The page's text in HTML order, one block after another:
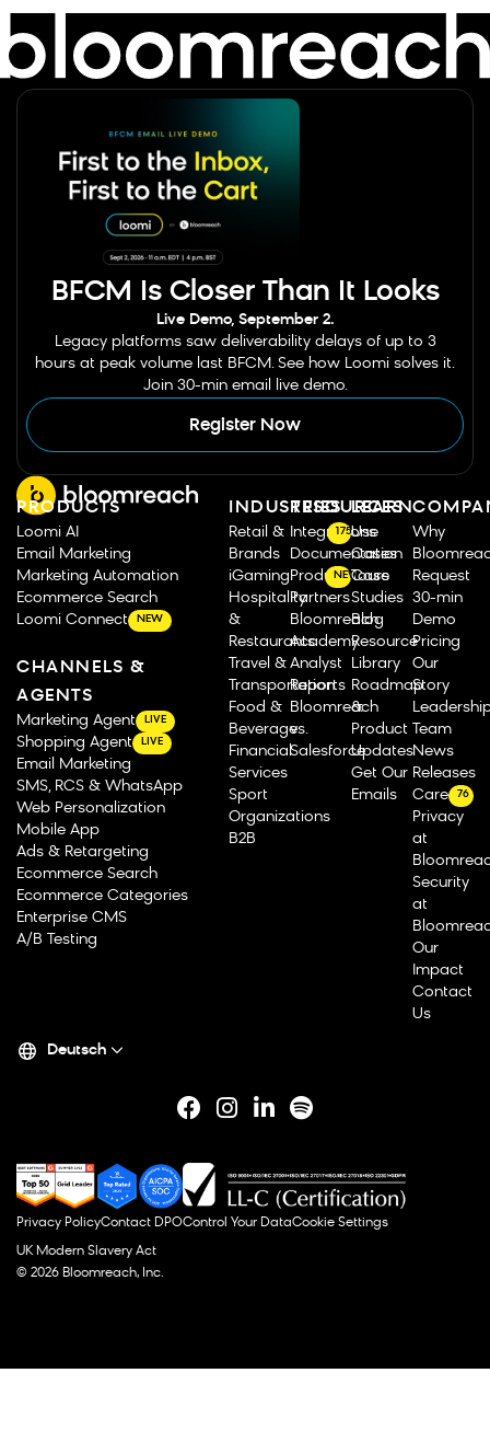
BFCM Is Closer Than It Looks
Live Demo, September 2.
Legacy platforms saw deliverability delays of up to 3
hours at peak volume last BFCM. See how Loomi solves it.
Join 30-min email live demo.
Register Now
PRODUCTS
Loomi AI
Email Marketing
Marketing Automation
Ecommerce Search
Loomi Connect
NEW
CHANNELS &
AGENTS
Marketing Agent LIVE
Shopping Agent LIVE
Email Marketing
SMS, RCS & WhatsApp
Web Personalization
Mobile App
Ads & Retargeting
Ecommerce Search
Ecommerce Categories
Enterprise CMS
A/B Testing
INDUSTRIES
Retail &
Brands
iGaming
Hospitality
&
Restaurants
Travel &
Transportation
Food &
Beverage
Financial
Services
Sport
Organizations
B2B
RESOURCES
Integrations
175
Documentation
Product Tours
NEW
Partners
Bloomreach
Academy
Analyst
Reports
Bloomreach
vs.
Salesforce
LEARN
Use
Cases
Case
Studies
Blog
Resource
Library
Roadmap
&
Product
Updates
Get Our
Emails
Why
Request
30-min
Demo
Pricing
Our
Story
Team
News
Releases
Careers
76
Privacy
at
Security
at
Our
Impact
Contact
Us
Deutsch
© 2026 Bloomreach, Inc.
Privacy PolicyContact DPOControl Your DataCookie Settings
UK Modern Slavery Act